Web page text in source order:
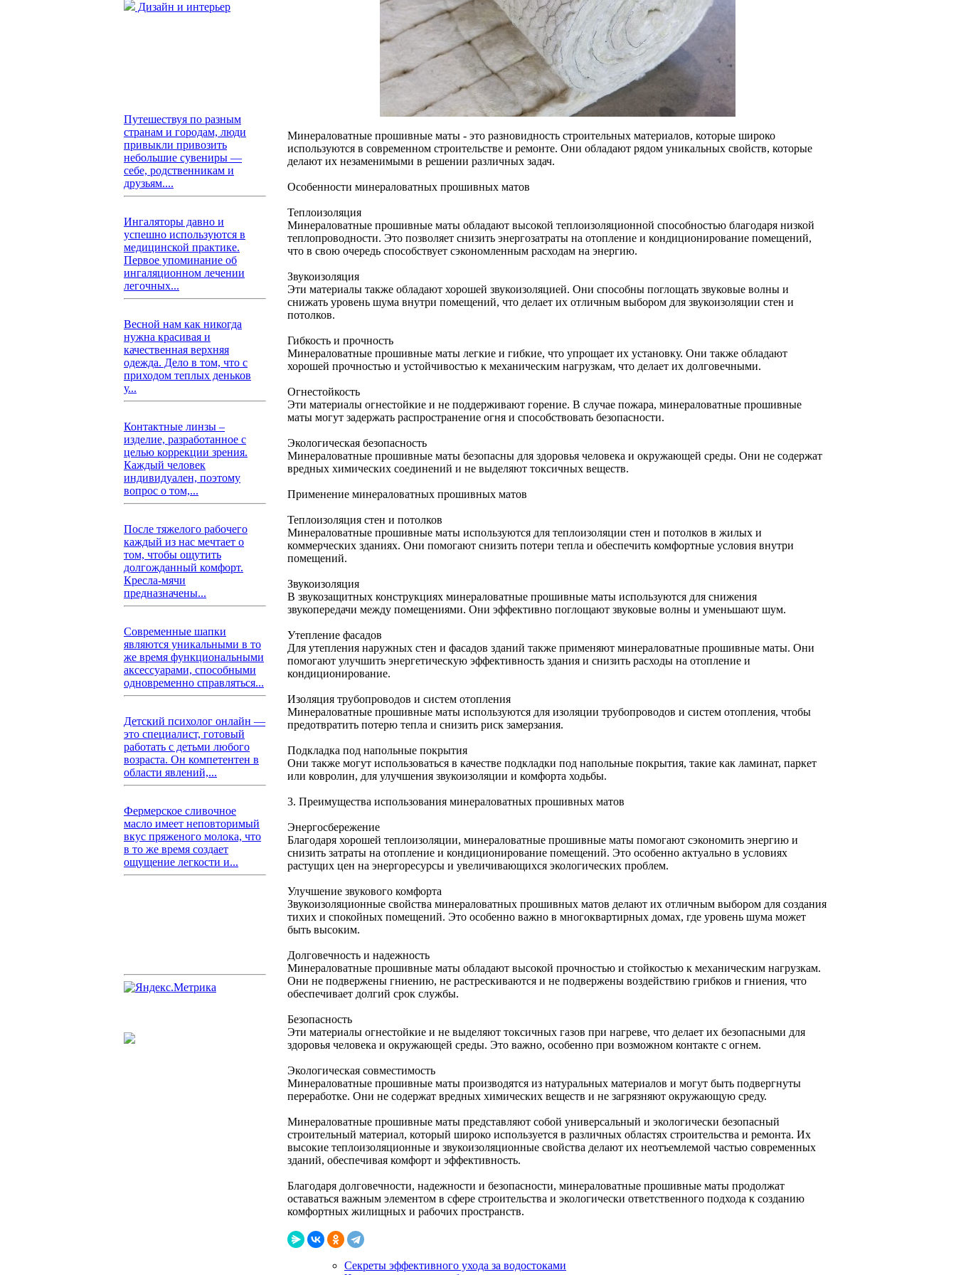
Дизайн и интерьер
Путешествуя по разным
странам и городам, люди
привыкли привозить
небольшие сувениры —
себе, родственникам и
друзьям....
Ингаляторы давно и
успешно используются в
медицинской практике.
Первое упоминание об
ингаляционном лечении
легочных...
Весной нам как никогда
нужна красивая и
качественная верхняя
одежда. Дело в том, что с
приходом теплых деньков
у...
Контактные линзы –
изделие, разработанное с
целью коррекции зрения.
Каждый человек
индивидуален, поэтому
вопрос о том,...
После тяжелого рабочего
каждый из нас мечтает о
том, чтобы ощутить
долгожданный комфорт.
Кресла-мячи
предназначены...
Современные шапки
являются уникальными в то
же время функциональными
аксессуарами, способными
одновременно справляться...
Детский психолог онлайн —
это специалист, готовый
работать с детьми любого
возраста. Он компетентен в
области явлений,...
Фермерское сливочное
масло имеет неповторимый
вкус пряженого молока, что
в то же время создает
ощущение легкости и...
Минераловатные прошивные маты - это разновидность строительных материалов, которые широко
используются в современном строительстве и ремонте. Они обладают рядом уникальных свойств, которые
делают их незаменимыми в решении различных задач.
Особенности минераловатных прошивных матов
Теплоизоляция
Минераловатные прошивные маты обладают высокой теплоизоляционной способностью благодаря низкой
теплопроводности. Это позволяет снизить энергозатраты на отопление и кондиционирование помещений,
что в свою очередь способствует сэкономленным расходам на энергию.
Звукоизоляция
Эти материалы также обладают хорошей звукоизоляцией. Они способны поглощать звуковые волны и
снижать уровень шума внутри помещений, что делает их отличным выбором для звукоизоляции стен и
потолков.
Гибкость и прочность
Минераловатные прошивные маты легкие и гибкие, что упрощает их установку. Они также обладают
хорошей прочностью и устойчивостью к механическим нагрузкам, что делает их долговечными.
Огнестойкость
Эти материалы огнестойкие и не поддерживают горение. В случае пожара, минераловатные прошивные
маты могут задержать распространение огня и способствовать безопасности.
Экологическая безопасность
Минераловатные прошивные маты безопасны для здоровья человека и окружающей среды. Они не содержат
вредных химических соединений и не выделяют токсичных веществ.
Применение минераловатных прошивных матов
Теплоизоляция стен и потолков
Минераловатные прошивные маты используются для теплоизоляции стен и потолков в жилых и
коммерческих зданиях. Они помогают снизить потери тепла и обеспечить комфортные условия внутри
помещений.
Звукоизоляция
В звукозащитных конструкциях минераловатные прошивные маты используются для снижения
звукопередачи между помещениями. Они эффективно поглощают звуковые волны и уменьшают шум.
Утепление фасадов
Для утепления наружных стен и фасадов зданий также применяют минераловатные прошивные маты. Они
помогают улучшить энергетическую эффективность здания и снизить расходы на отопление и
кондиционирование.
Изоляция трубопроводов и систем отопления
Минераловатные прошивные маты используются для изоляции трубопроводов и систем отопления, чтобы
предотвратить потерю тепла и снизить риск замерзания.
Подкладка под напольные покрытия
Они также могут использоваться в качестве подкладки под напольные покрытия, такие как ламинат, паркет
или ковролин, для улучшения звукоизоляции и комфорта ходьбы.
3. Преимущества использования минераловатных прошивных матов
Энергосбережение
Благодаря хорошей теплоизоляции, минераловатные прошивные маты помогают сэкономить энергию и
снизить затраты на отопление и кондиционирование помещений. Это особенно актуально в условиях
растущих цен на энергоресурсы и увеличивающихся экологических проблем.
Улучшение звукового комфорта
Звукоизоляционные свойства минераловатных прошивных матов делают их отличным выбором для создания
тихих и спокойных помещений. Это особенно важно в многоквартирных домах, где уровень шума может
быть высоким.
Долговечность и надежность
Минераловатные прошивные маты обладают высокой прочностью и стойкостью к механическим нагрузкам.
Они не подвержены гниению, не растрескиваются и не подвержены воздействию грибков и гниения, что
обеспечивает долгий срок службы.
Безопасность
Эти материалы огнестойкие и не выделяют токсичных газов при нагреве, что делает их безопасными для
здоровья человека и окружающей среды. Это важно, особенно при возможном контакте с огнем.
Экологическая совместимость
Минераловатные прошивные маты производятся из натуральных материалов и могут быть подвергнуты
переработке. Они не содержат вредных химических веществ и не загрязняют окружающую среду.
Минераловатные прошивные маты представляют собой универсальный и экологически безопасный
строительный материал, который широко используется в различных областях строительства и ремонта. Их
высокие теплоизоляционные и звукоизоляционные свойства делают их неотъемлемой частью современных
зданий, обеспечивая комфорт и эффективность.
Благодаря долговечности, надежности и безопасности, минераловатные прошивные маты продолжат
оставаться важным элементом в сфере строительства и экологически ответственного подхода к созданию
комфортных жилищных и рабочих пространств.
Секреты эффективного ухода за водостоками